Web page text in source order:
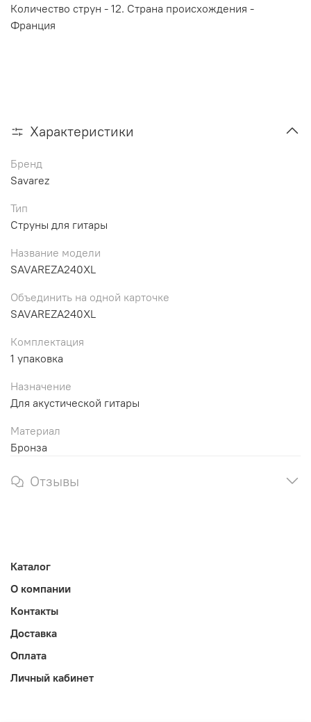
Количество струн - 12. Страна происхождения -
Франция
Характеристики
Бренд
Savarez
Тип
Струны для гитары
Название модели
SAVAREZA240XL
Объединить на одной карточке
SAVAREZA240XL
Комплектация
1 упаковка
Назначение
Для акустической гитары
Материал
Бронза
Отзывы
Каталог
О компании
Контакты
Доставка
Оплата
Личный кабинет